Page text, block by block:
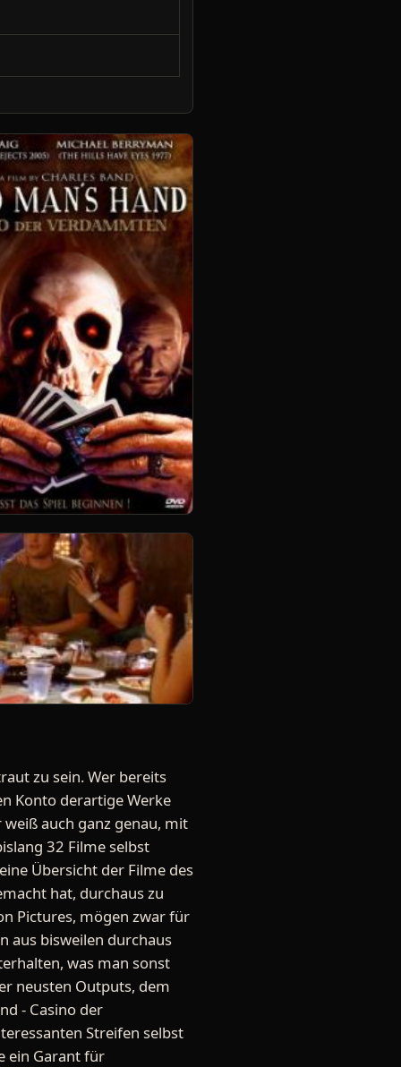
zu sein. Wer bereits
Konto derartige Werke
auch ganz genau, mit
32 Filme selbst
Übersicht der Filme des
hat, durchaus zu
Pictures, mögen zwar für
aus bisweilen durchaus
was man sonst
neusten Outputs, dem
- Casino der
Streifen selbst
ein Garant für